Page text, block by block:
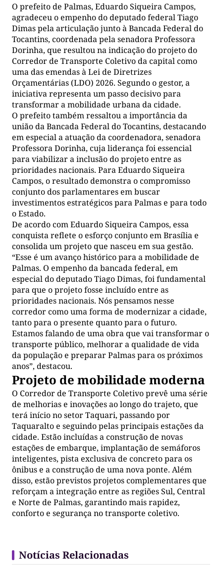
O prefeito de Palmas, Eduardo Siqueira Campos,
agradeceu o empenho do deputado federal Tiago
Dimas pela articulação junto à Bancada Federal do
Tocantins, coordenada pela senadora Professora
Dorinha, que resultou na indicação do projeto do
Corredor de Transporte Coletivo da capital como
uma das emendas à Lei de Diretrizes
Orçamentárias (LDO) 2026. Segundo o gestor, a
iniciativa representa um passo decisivo para
transformar a mobilidade urbana da cidade.
O prefeito também ressaltou a importância da
união da Bancada Federal do Tocantins, destacando
em especial a atuação da coordenadora, senadora
Professora Dorinha, cuja liderança foi essencial
para viabilizar a inclusão do projeto entre as
prioridades nacionais. Para Eduardo Siqueira
Campos, o resultado demonstra o compromisso
conjunto dos parlamentares em buscar
investimentos estratégicos para Palmas e para todo
o Estado.
De acordo com Eduardo Siqueira Campos, essa
conquista reflete o esforço conjunto em Brasília e
consolida um projeto que nasceu em sua gestão.
“Esse é um avanço histórico para a mobilidade de
Palmas. O empenho da bancada federal, em
especial do deputado Tiago Dimas, foi fundamental
para que o projeto fosse incluído entre as
prioridades nacionais. Nós pensamos nesse
corredor como uma forma de modernizar a cidade,
tanto para o presente quanto para o futuro.
Estamos falando de uma obra que vai transformar o
transporte público, melhorar a qualidade de vida
da população e preparar Palmas para os próximos
anos”, destacou.
Projeto de mobilidade moderna
O Corredor de Transporte Coletivo prevê uma série
de melhorias e inovações ao longo do trajeto, que
terá início no setor Taquari, passando por
Taquaralto e seguindo pelas principais estações da
cidade. Estão incluídas a construção de novas
estações de embarque, implantação de semáforos
inteligentes, pista exclusiva de concreto para os
ônibus e a construção de uma nova ponte. Além
disso, estão previstos projetos complementares que
reforçam a integração entre as regiões Sul, Central
e Norte de Palmas, garantindo mais rapidez,
conforto e segurança no transporte coletivo.
Notícias Relacionadas